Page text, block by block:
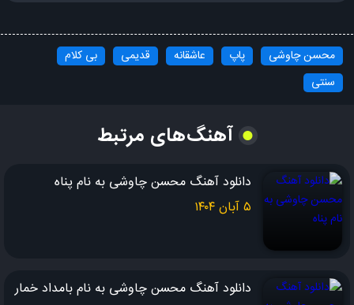
همیشه محتاجه به نور خورشید
تنهای بی سنگ صبور خونه ی سرد و سوت و کور
اگرچه هیچکس نیومد سری به تنهاییت نزد
اما تو کوه درد باش طاقت بیار و مرد باش
تنهای بی سنگ صبور خونه ی سرد و سوت و کور
توی شبات ستاره نیست موندی و راه چاره نیست
محسن چاوشی پاپ عاشقانه قدیمی
بی کلام
سنتی
آهنگ‌های مرتبط
دانلود آهنگ محسن چاوشی به نام پناه
۵ آبان ۱۴۰۴
دانلود آهنگ محسن چاوشی به نام بامداد خمار